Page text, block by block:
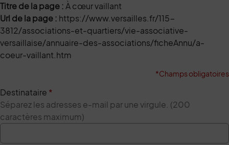
Titre de la page : À cœur vaillant
Url de la page : https://www.versailles.fr/115-
3812/associations-et-quartiers/vie-associative-
versaillaise/annuaire-des-associations/ficheAnnu/a-
coeur-vaillant.htm
*Champs obligatoires
Destinataire *
Séparez les adresses e-mail par une virgule. (200
caractères maximum)